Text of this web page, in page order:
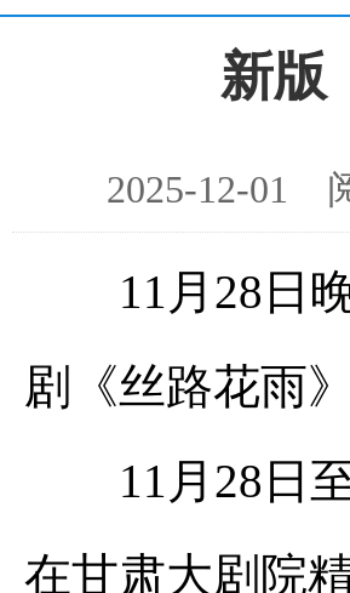
新版
2025-12-01
11月28日晚
剧《丝路花雨》
11月28日至
在甘肃大剧院